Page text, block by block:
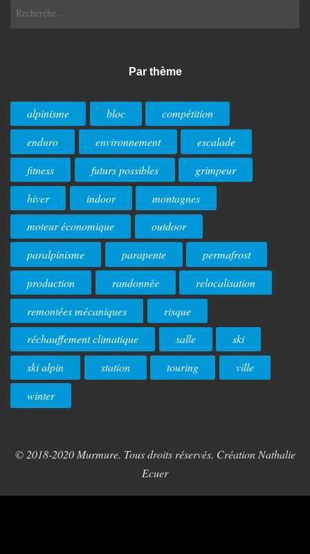
Par thème
alpinisme bloc
compétition
enduro
environnement
escalade
fitness
futurs possibles
grimpeur
hiver
indoor
montagnes
moteur économique
outdoor
paralpinisme
parapente
permafrost
production
randonnée
relocalisation
remontées mécaniques
risque
réchauffement climatique
salle
ski
ski alpin
station touring
ville
winter
© 2018-2020 Murmure. Tous droits réservés. Création Nathalie
Ecuer